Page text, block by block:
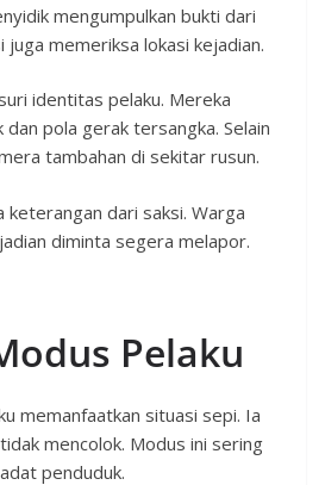
mengumpulkan bukti dari
juga memeriksa lokasi kejadian.
identitas pelaku. Mereka
pola gerak tersangka. Selain
tambahan di sekitar rusun.
dari saksi. Warga
diminta segera melapor.
Pelaku
memanfaatkan situasi sepi. Ia
mencolok. Modus ini sering
penduduk.